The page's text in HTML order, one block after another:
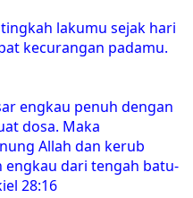
lakumu sejak hari
kecurangan padamu.
engkau penuh dengan
dosa. Maka
Allah dan kerub
engkau dari tengah batu-
28:16